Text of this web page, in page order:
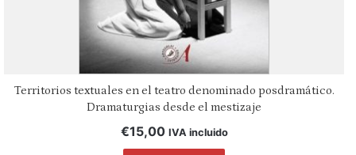
Territorios textuales en el teatro denominado posdramático.
Dramaturgias desde el mestizaje
€15,00 IVA incluido